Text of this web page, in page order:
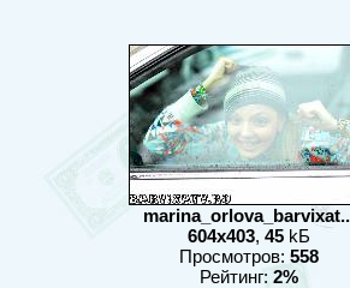
604x403, 45 kБ
Просмотров: 558
Рейтинг: 2%